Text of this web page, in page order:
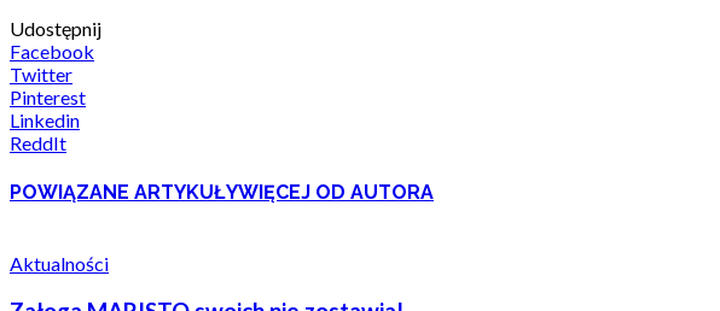
Udostępnij
Facebook
Twitter
Pinterest
Linkedin
ReddIt
POWIĄZANE ARTYKUŁYWIĘCEJ OD AUTORA
Aktualności